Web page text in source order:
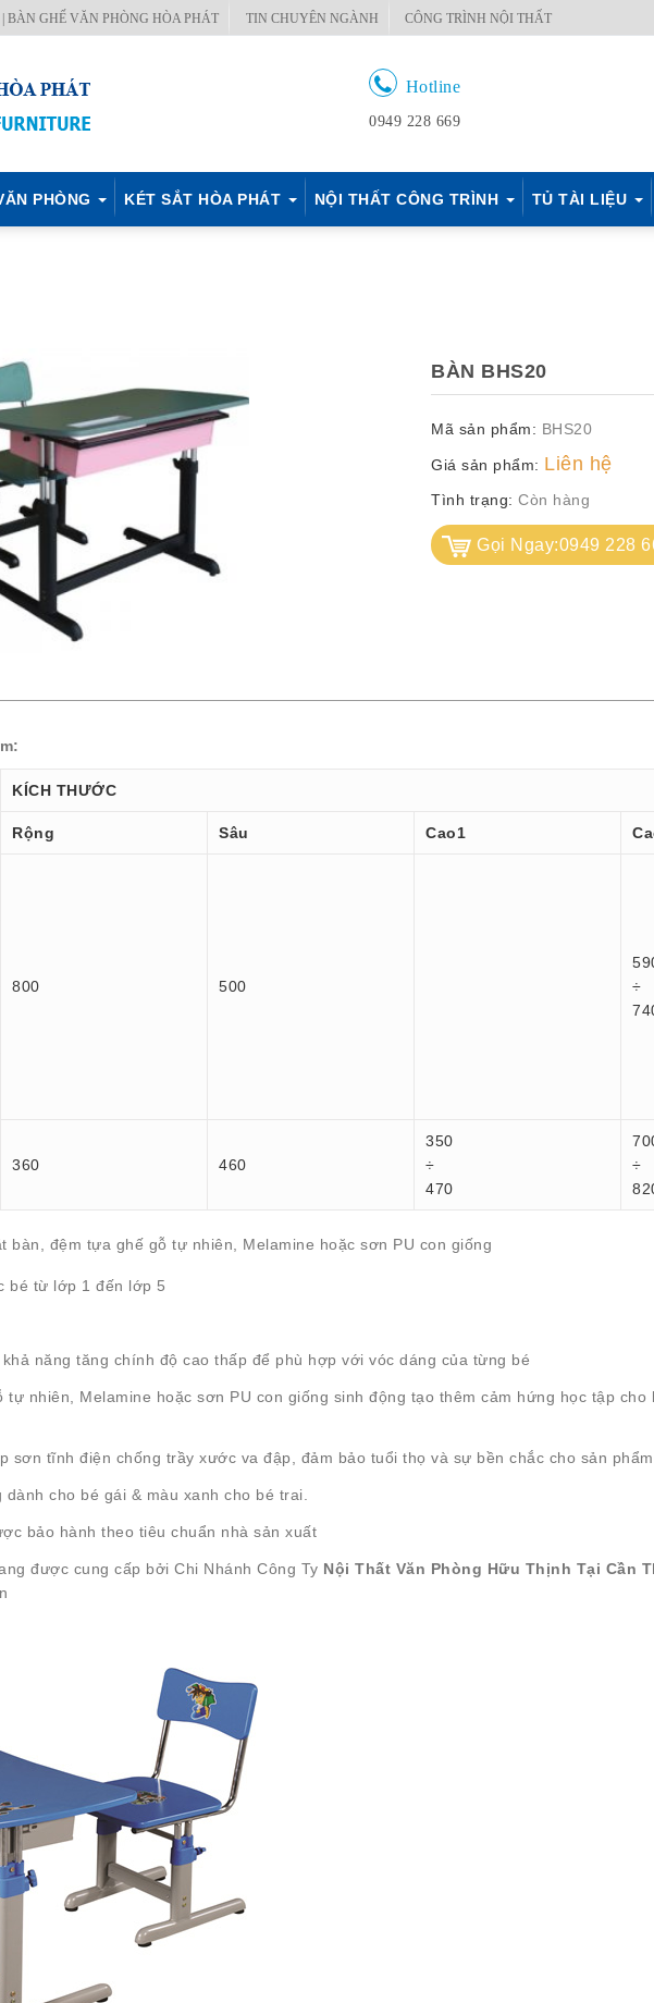
BÀN GHẾ VĂN PHÒNG HÒA PHÁT TIN CHUYÊN NGÀNH CÔNG TRÌNH NỘI THẤT
Hotline
0949 228 669
PHÒNG KÉT SẮT HÒA PHÁT NỘI THẤT CÔNG TRÌNH TỦ TÀI LIỆU
BÀN BHS20
Mã sản phẩm: BHS20
Giá sản phẩm: Liên hệ
Tình trạng: Còn hàng
Gọi Ngay:0949 228
KÍCH THƯỚC
Rộng
Sâu Cao1
800 500
÷
360 460
350
÷
470
÷
bàn, đệm tựa ghế gỗ tự nhiên, Melamine hoặc sơn PU con giống
bé từ lớp 1 đến lớp 5
năng tăng chính độ cao thấp để phù hợp với vóc dáng của từng bé
tự nhiên, Melamine hoặc sơn PU con giống sinh động tạo thêm cảm hứng học tập
sơn tĩnh điện chống trầy xước va đập, đảm bảo tuổi thọ và sự bền chắc cho sản phẩm.
cho bé gái & màu xanh cho bé trai.
bảo hành theo tiêu chuẩn nhà sản xuất
được cung cấp bởi Chi Nhánh Công Ty Nội Thất Văn Phòng Hữu Thịnh Tại Cần